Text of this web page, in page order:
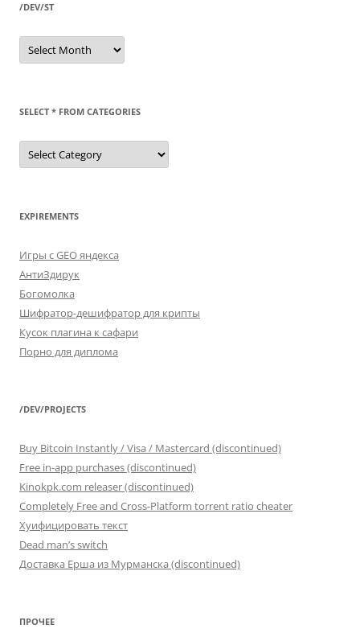
/DEV/ST
/dev/st
SELECT * FROM CATEGORIES
SELECT
FROM
EXPIREMENTS
Игры с GEO яндекса
АнтиЗдирук
Богомолка
Шифратор-дешифратор для крипты
Кусок плагина к сафари
Порно для диплома
/DEV/PROJECTS
Buy Bitcoin Instantly / Visa / Mastercard (discontinued)
Free in-app purchases (discontinued)
Kinokpk.com releaser (discontinued)
Completely Free and Cross-Platform torrent ratio cheater
Хуифицировать текст
Dead man’s switch
Доставка Ерша из Мурманска (discontinued)
ПРОЧЕЕ